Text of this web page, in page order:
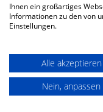
nach
präventiven
Bester
Ihnen ein großartiges
Informationen zu den von
Einstellungen.
Alle akzeptieren
Nein, anpassen